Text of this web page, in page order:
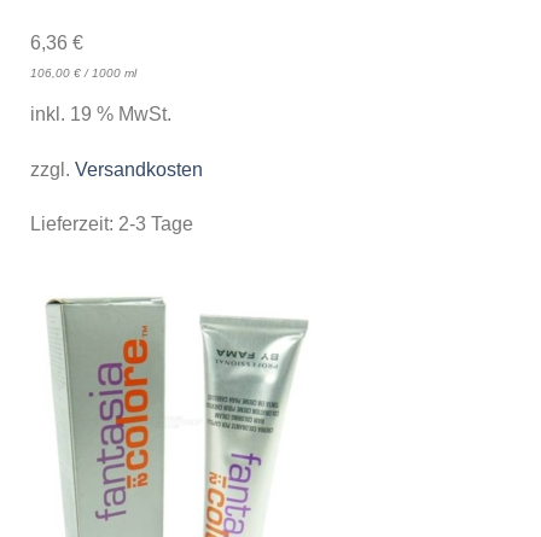
6,36 €
106,00 €/ 1000 ml
inkl. 19 % MwSt.
zzgl. Versandkosten
Lieferzeit: 2-3 Tage